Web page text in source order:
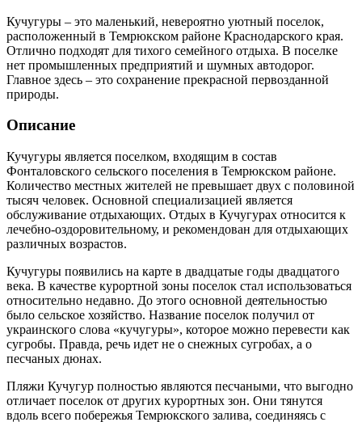
Кучугуры – это маленький, невероятно уютный поселок,
расположенный в Темрюкском районе Краснодарского края.
Отлично подходят для тихого семейного отдыха. В поселке
нет промышленных предприятий и шумных автодорог.
Главное здесь – это сохранение прекрасной первозданной
природы.
Описание
Кучугуры является поселком, входящим в состав
Фонталовского сельского поселения в Темрюкском районе.
Количество местных жителей не превышает двух с половиной
тысяч человек. Основной специализацией является
обслуживание отдыхающих. Отдых в Кучугурах относится к
лечебно-оздоровительному, и рекомендован для отдыхающих
различных возрастов.
Кучугуры появились на карте в двадцатые годы двадцатого
века. В качестве курортной зоны поселок стал использоваться
относительно недавно. До этого основной деятельностью
было сельское хозяйство. Название поселок получил от
украинского слова «кучугуры», которое можно перевести как
сугробы. Правда, речь идет не о снежных сугробах, а о
песчаных дюнах.
Пляжи Кучугур полностью являются песчаными, что выгодно
отличает поселок от других курортных зон. Они тянутся
вдоль всего побережья Темрюкского залива, соединяясь с